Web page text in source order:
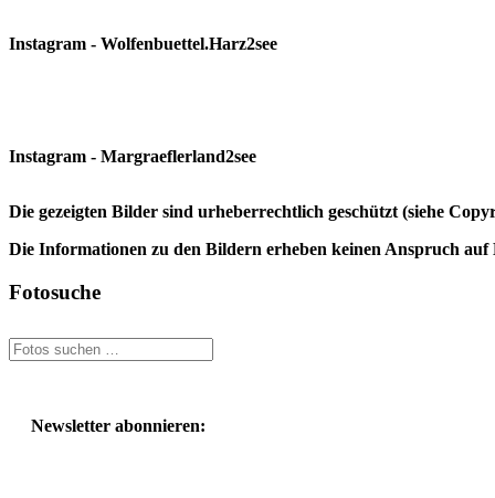
Instagram - Wolfenbuettel.Harz2see
Instagram - Margraeflerland2see
Die gezeigten Bilder sind urheberrechtlich geschützt (siehe
Die Informationen zu den Bildern erheben keinen Anspruch
Fotosuche
Newsletter abonnieren: